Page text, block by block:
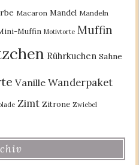
Macaron Mandel Mandeln
Muffin Motivtorte Muffin
Rührkuchen Sahne
Vanille Wanderpaket
Zimt Zitrone Zwiebel